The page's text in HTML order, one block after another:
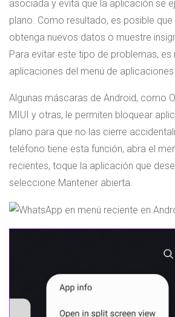
asociada y evita que la aplicación se
plano. Como resultado, es posible
obtenga nuevos datos o muestre
Para evitar este tipo de problemas,
aplicaciones del menú de
Algunas máscaras de Android, como
MIUI y otras, le permiten bloquear
plano para que no las cierre
teléfono tiene esta función, abra el
recientes, toque la aplicación que
seleccione Mantener abierta.